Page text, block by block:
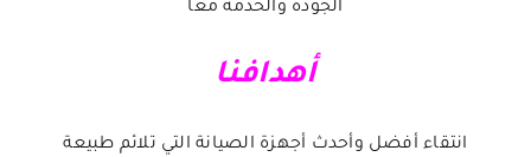
الجودة والخدمة معا
أهدافنا
انتقاء أفضل وأحدث أجهزة الصيانة التي تلائم طبيعة